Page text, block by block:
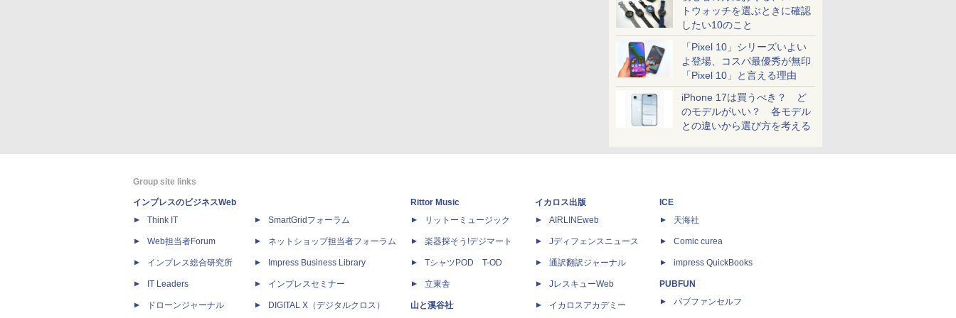
トウォッチを選ぶときに確認
したい10のこと
「Pixel 10」シリーズいよい
よ登場、コスパ最優秀が無印
「Pixel 10」と言える理由
iPhone 17は買うべき？ ど
のモデルがいい？ 各モデル
との違いから選び方を考える
Group site links
インプレスのビジネスWeb
Think IT
Web担当者Forum
インプレス総合研究所
IT Leaders
ドローンジャーナル
SmartGridフォーラム
ネットショップ担当者フォーラム
Impress Business Library
インプレスセミナー
DIGITAL X（デジタルクロス）
Rittor Music
リットーミュージック
楽器探そう!デジマート
TシャツPOD T-OD
立東舎
山と溪谷社
イカロス出版
AIRLINEweb
Jディフェンスニュース
通訳翻訳ジャーナル
JレスキューWeb
イカロスアカデミー
ICE
天海社
Comic curea
impress QuickBooks
PUBFUN
パブファンセルフ